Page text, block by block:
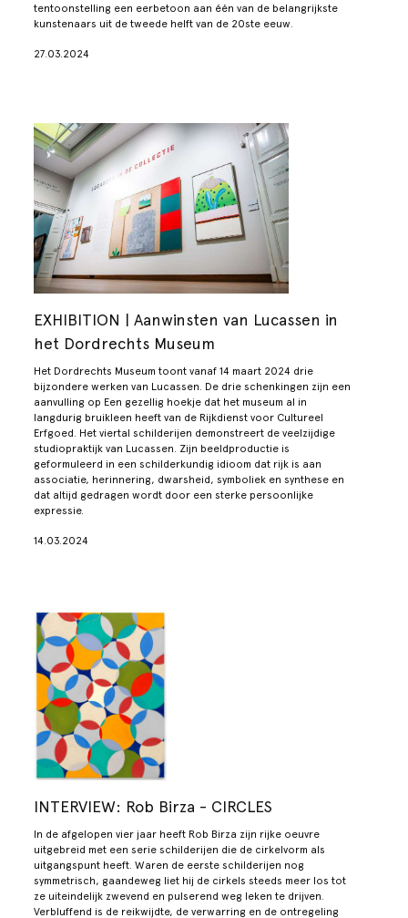
tentoonstelling een eerbetoon aan één van de belangrijkste
kunstenaars uit de tweede helft van de 20ste eeuw.
27.03.2024
EXHIBITION | Aanwinsten van Lucassen in
het Dordrechts Museum
Het Dordrechts Museum toont vanaf 14 maart 2024 drie
bijzondere werken van Lucassen. De drie schenkingen zijn een
aanvulling op Een gezellig hoekje dat het museum al in
langdurig bruikleen heeft van de Rijkdienst voor Cultureel
Erfgoed. Het viertal schilderijen demonstreert de veelzijdige
studiopraktijk van Lucassen. Zijn beeldproductie is
geformuleerd in een schilderkundig idioom dat rijk is aan
associatie, herinnering, dwarsheid, symboliek en synthese en
dat altijd gedragen wordt door een sterke persoonlijke
expressie.
14.03.2024
INTERVIEW: Rob Birza - CIRCLES
In de afgelopen vier jaar heeft Rob Birza zijn rijke oeuvre
uitgebreid met een serie schilderijen die de cirkelvorm als
uitgangspunt heeft. Waren de eerste schilderijen nog
symmetrisch, gaandeweg liet hij de cirkels steeds meer los tot
ze uiteindelijk zwevend en pulserend weg leken te drijven.
Verbluffend is de reikwijdte, de verwarring en de ontregeling